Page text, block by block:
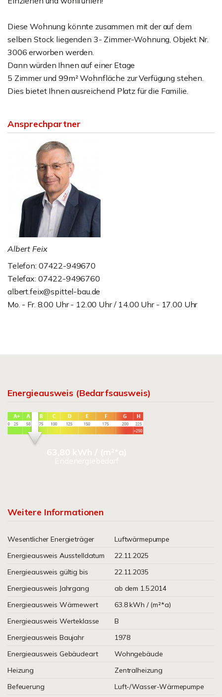
Diese Wohnung könnte zusammen mit der auf dem
selben Stock liegenden 3- Zimmer-Wohnung, Objekt Nr.
3006 erworben werden.
Dann würden Ihnen auf einer Etage
5 Zimmer und 99m² Wohnfläche zur Verfügung stehen.
Dies bietet Ihnen ausreichend Platz für die Familie.
Ansprechpartner
Albert Feix
Telefon: 07422-949670
Telefax: 07422-9496760
albert.feix@spittel-bau.de
Mo. - Fr. 8.00 Uhr - 12.00 Uhr / 14.00 Uhr - 17.00 Uhr
Energieausweis (Bedarfsausweis)
63,80 kWh / (m²*a)
Endenergiebedarf
Weitere Informationen
Wesentlicher Energieträger
Luftwärmepumpe
Energieausweis Ausstelldatum
22.11.2025
Energieausweis gültig bis
22.11.2035
Energieausweis Jahrgang
ab dem 1.5.2014
Energieausweis Wärmewert
63.8 kWh / (m²*a)
Energieausweis Werteklasse
B
Energieausweis Baujahr
1978
Energieausweis Gebäudeart
Wohngebäude
Heizung
Zentralheizung
Befeuerung
Luft-/Wasser-Wärmepumpe